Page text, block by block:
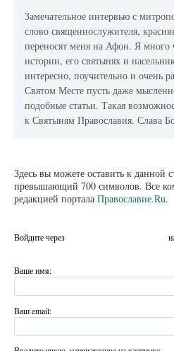
Замечательное интервью с
слово священнослужителя,
переносят меня на Афон. Я много
истории, его святынях и
интересно, поучительно и очень
Святом Месте пусть даже
подобные статьи. Такая
к Святыням Православия. Слава
Здесь вы можете оставить к данной
превышающий 700 символов. Все
редакцией портала Православие.Ru.
Войдите через
Ваше имя:
Ваш email: